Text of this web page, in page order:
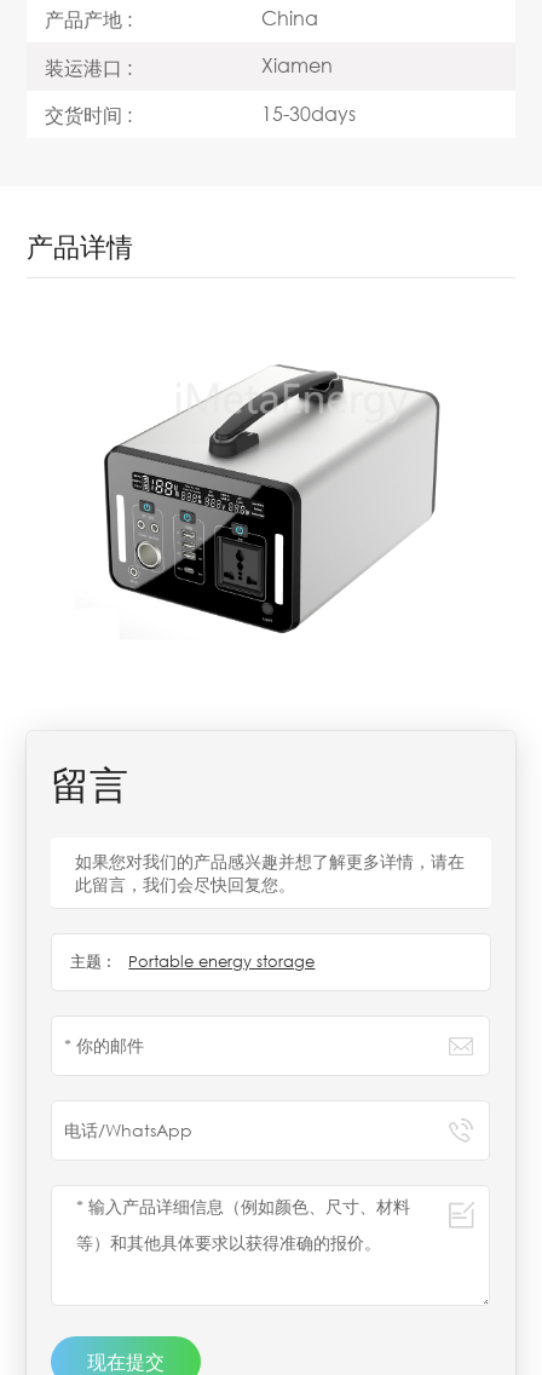
产品产地 :
China
装运港口 :
Xiamen
交货时间 :
15-30days
产品详情
留言
如果您对我们的产品感兴趣并想了解更多详情，请在
此留言，我们会尽快回复您。
主题 : Portable energy storage
现在提交